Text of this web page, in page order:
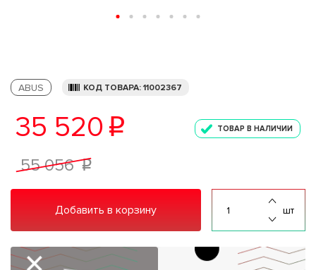
ABUS КОД ТОВАРА: 11002367
35 520 p ТОВАР В НАЛИЧИИ
55 056 p
Добавить в корзину шт